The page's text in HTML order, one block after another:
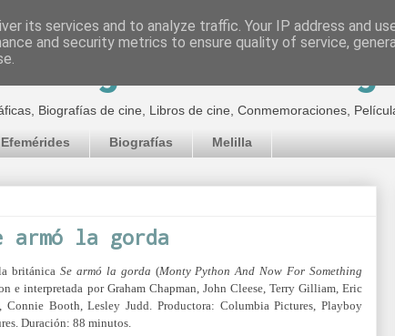
de Jorge
Biografías de cine, Libros de cine, Conmemoraciones,
Efemérides Biografías Melilla
armó la gorda
británica Se armó la gorda (Monty Python And Now For Something
e interpretada por Graham Chapman, John Cleese, Terry Gilliam, Eric
Booth, Lesley Judd. Productora: Columbia Pictures, Playboy
Duración: 88 minutos.
its services and to analyze traffic. Your IP address and
and security metrics to ensure quality of service,